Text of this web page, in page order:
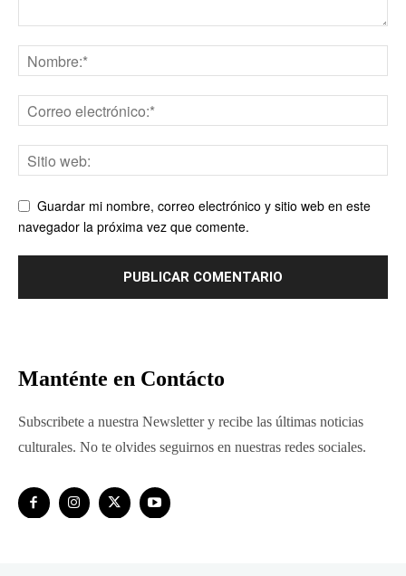
Guardar mi nombre, correo electrónico y sitio web en este
navegador la próxima vez que comente.
Manténte en Contácto
Subscribete a nuestra Newsletter y recibe las últimas noticias
culturales. No te olvides seguirnos en nuestras redes sociales.